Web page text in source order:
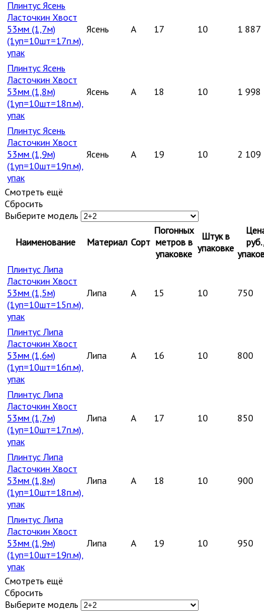
Плинтус Ясень
Ласточкин Хвост
53мм (1,7м)
(1уп=10шт=17п.м),
упак
Ясень A 17 10 1 887
Плинтус Ясень
Ласточкин Хвост
53мм (1,8м)
(1уп=10шт=18п.м),
упак
Ясень A 18 10 1 998
Плинтус Ясень
Ласточкин Хвост
53мм (1,9м)
(1уп=10шт=19п.м),
упак
Ясень A 19 10 2 109
Смотреть ещё
Сбросить
Выберите модель
Наименование Материал Сорт
Погонных
метров в
упаковке
Штук в
упаковке
Плинтус Липа
Ласточкин Хвост
53мм (1,5м)
(1уп=10шт=15п.м),
упак
Липа A 15 10 750
Плинтус Липа
Ласточкин Хвост
53мм (1,6м)
(1уп=10шт=16п.м),
упак
Липа A 16 10 800
Плинтус Липа
Ласточкин Хвост
53мм (1,7м)
(1уп=10шт=17п.м),
упак
Липа A 17 10 850
Плинтус Липа
Ласточкин Хвост
53мм (1,8м)
(1уп=10шт=18п.м),
упак
Липа A 18 10 900
Плинтус Липа
Ласточкин Хвост
53мм (1,9м)
(1уп=10шт=19п.м),
упак
Липа A 19 10 950
Смотреть ещё
Сбросить
Выберите модель